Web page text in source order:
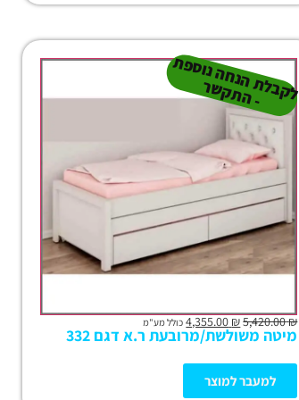
ל
ק
ב
ל
ת
הנ
ח
ה נו
ס
פ
ת
-
ה
ת
ק
ש
ר
₪
5,420.00
₪ כולל מע"מ
מיטה משולשת/מרובעת ר.א דגם 332
למעבר למוצר